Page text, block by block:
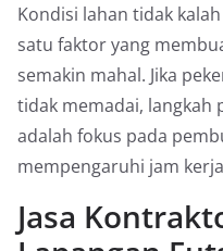
Kondisi lahan tidak
satu faktor yang
semakin mahal. Jika
tidak memadai, langkah
adalah fokus pada
mempengaruhi jam
Jasa